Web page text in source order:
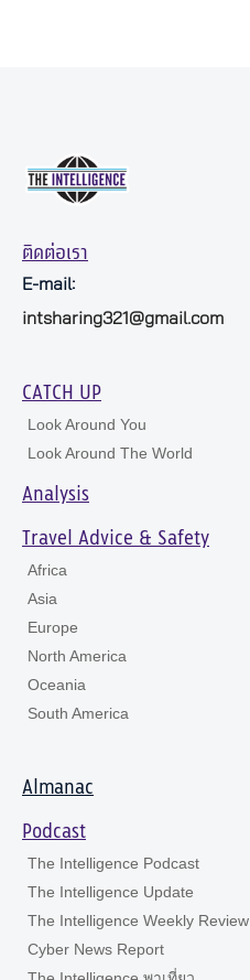
ติดต่อเรา
E-mail:
intsharing321@gmail.com
CATCH UP
Look Around You
Look Around The World
Analysis
Travel Advice & Safety
Africa
Asia
Europe
North America
Oceania
South America
Almanac
Podcast
The Intelligence Podcast
The Intelligence Update
The Intelligence Weekly Review
Cyber News Report